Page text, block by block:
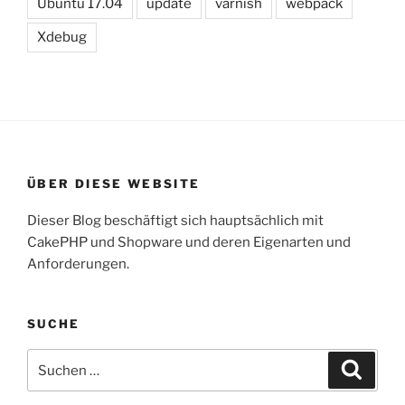
Ubuntu 17.04 update varnish webpack
Xdebug
ÜBER DIESE WEBSITE
Dieser Blog beschäftigt sich hauptsächlich mit
CakePHP und Shopware und deren Eigenarten und
Anforderungen.
SUCHE
nach: